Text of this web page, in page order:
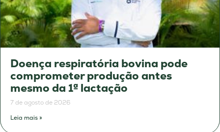
Doença respiratória bovina pode
comprometer produção antes
mesmo da 1ª lactação
7 de agosto de 2026
Leia mais »